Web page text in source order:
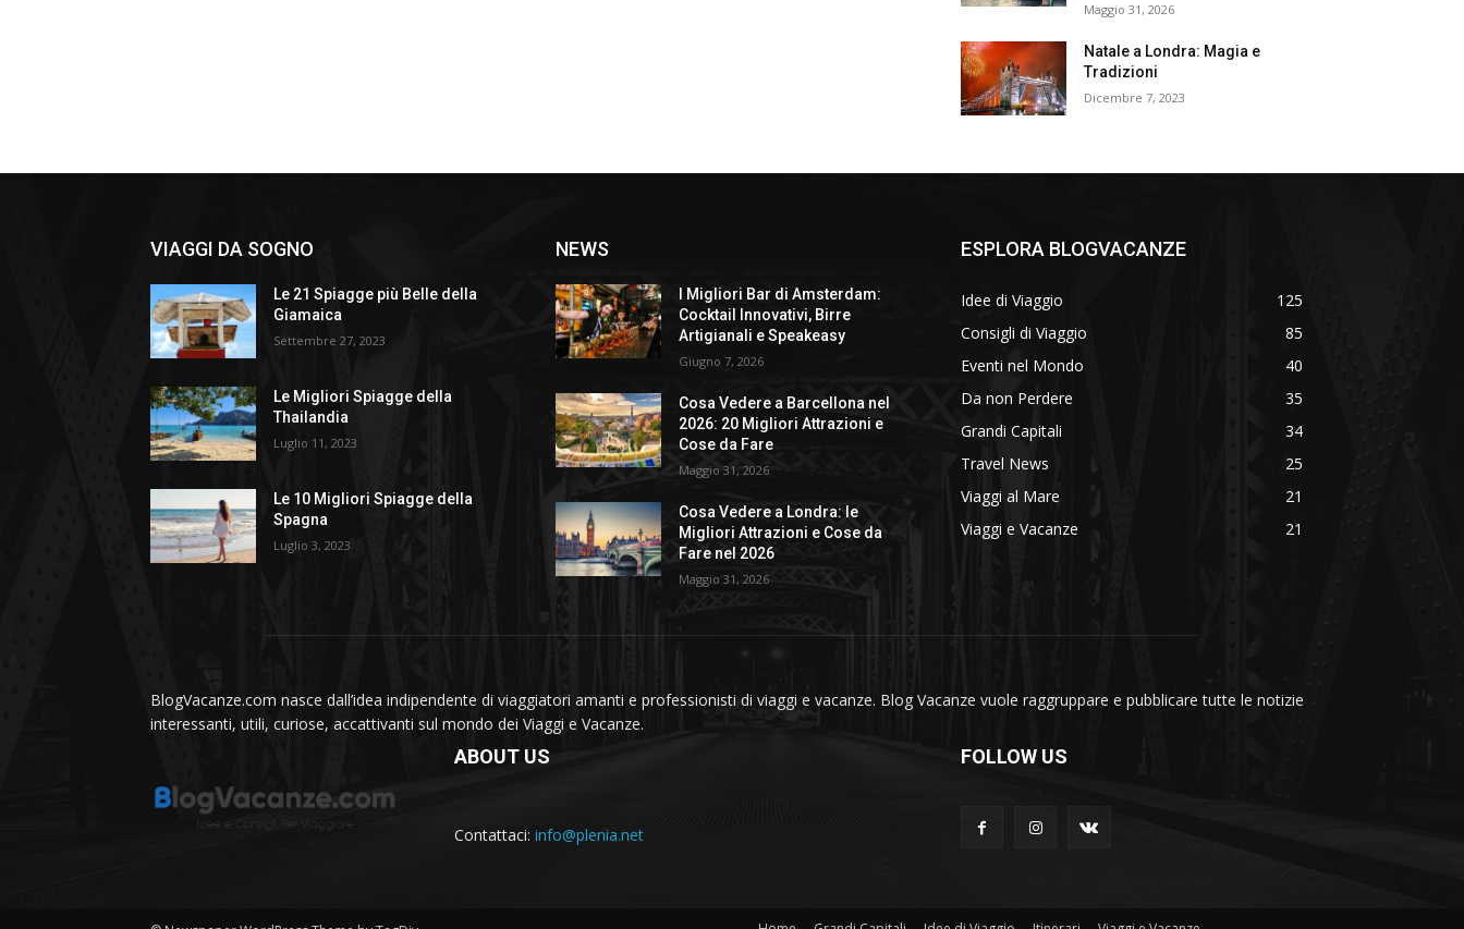
Maggio 31, 2026
Natale a Londra: Magia e
Tradizioni
Dicembre 7, 2023
VIAGGI DA SOGNO
Le 21 Spiagge più Belle della
Giamaica
Settembre 27, 2023
Le Migliori Spiagge della
Thailandia
Luglio 11, 2023
Le 10 Migliori Spiagge della
Spagna
Luglio 3, 2023
NEWS
I Migliori Bar di Amsterdam:
Cocktail Innovativi, Birre
Artigianali e Speakeasy
Giugno 7, 2026
Cosa Vedere a Barcellona nel
2026: 20 Migliori Attrazioni e
Cose da Fare
Maggio 31, 2026
Cosa Vedere a Londra: le
Migliori Attrazioni e Cose da
Fare nel 2026
Maggio 31, 2026
ESPLORA BLOGVACANZE
Idee di Viaggio
125
Consigli di Viaggio
85
Eventi nel Mondo
40
Da non Perdere
35
Grandi Capitali
34
Travel News
25
Viaggi al Mare
21
Viaggi e Vacanze
21
BlogVacanze.com nasce dall’idea indipendente di viaggiatori amanti e professionisti di viaggi e vacanze. Blog Vacanze vuole raggruppare e pubblicare tutte le notizie
interessanti, utili, curiose, accattivanti sul mondo dei Viaggi e Vacanze.
ABOUT US
Contattaci: info@plenia.net
FOLLOW US